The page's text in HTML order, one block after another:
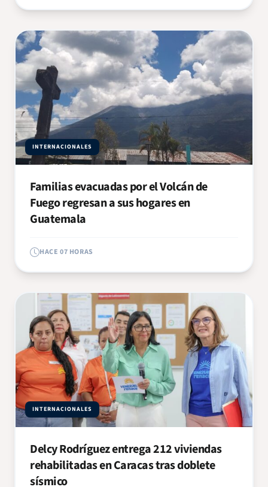
INTERNACIONALES
Familias evacuadas por el Volcán de
Fuego regresan a sus hogares en
Guatemala
HACE 07 HORAS
INTERNACIONALES
Delcy Rodríguez entrega 212 viviendas
rehabilitadas en Caracas tras doblete
sísmico